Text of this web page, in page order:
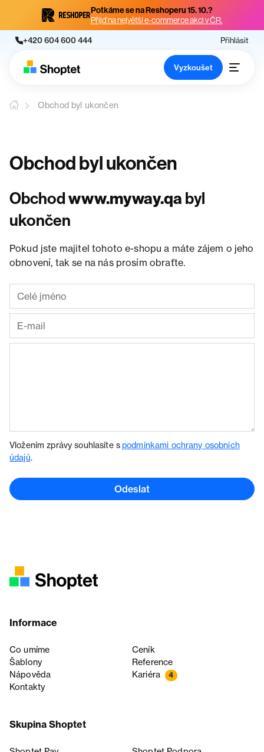
Potkáme se na Reshoperu 15. 10.?
Přijď na největší e-commerce akci v ČR.
+420 604 600 444 Přihlásit
Vyzkoušet
Obchod byl ukončen
Obchod byl ukončen
Obchodwww.myway.qa byl
ukončen
Pokud jste majitel tohoto e-shopu a máte zájem o jeho
obnovení, tak se na nás prosím obraťte.
Vložením zprávy souhlasíte spodmínkami ochrany osobních
údajů.
Odeslat
Informace
Co umíme
Ceník
Šablony
Reference
Nápověda
Kariéra 4
Kontakty
Skupina Shoptet